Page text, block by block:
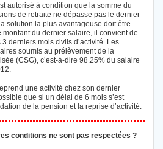
autorisé à condition que la somme du
de retraite ne dépasse pas le dernier
solution la plus avantageuse doit être
du dernier salaire, il convient de
derniers mois civils d’activité. Les
soumis au prélèvement de la
(CSG), c’est-à-dire 98.25% du salaire
une activité chez son dernier
que si un délai de 6 mois s’est
de la pension et la reprise d’activité.
conditions ne sont pas respectées ?